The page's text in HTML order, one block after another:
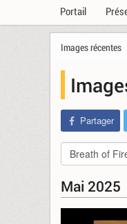
Portail
Images récentes
Partager
Breath of
Mai 2025